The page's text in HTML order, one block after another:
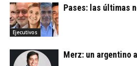
Ejecutivos
Pases: las últimas
Merz: un argentino